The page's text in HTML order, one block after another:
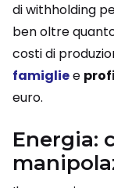
di withholding
ben oltre
costi di
famigliee
euro.
Energia: